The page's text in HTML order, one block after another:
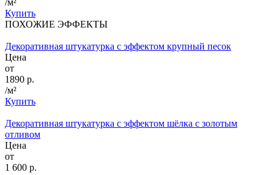
Купить
ПОХОЖИЕ ЭФФЕКТЫ
Декоративная штукатурка с эффектом крупный песок
Цена
от
1890 р.
/м²
Купить
Декоративная штукатурка с эффектом шёлка с золотым
отливом
Цена
от
1 600 р.